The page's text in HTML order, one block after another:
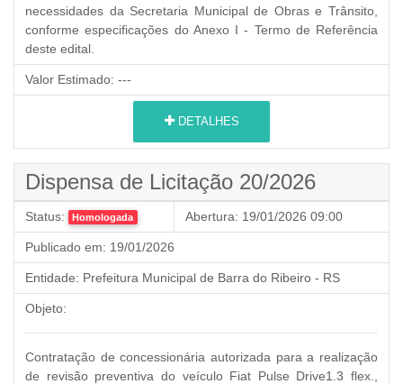
necessidades da Secretaria Municipal de Obras e Trânsito,
conforme especificações do Anexo I - Termo de Referência
deste edital.
Valor Estimado: ---
DETALHES
Dispensa de Licitação 20/2026
Status: Homologada Abertura: 19/01/2026 09:00
Publicado em: 19/01/2026
Entidade: Prefeitura Municipal de Barra do Ribeiro - RS
Objeto:
Contratação de concessionária autorizada para a realização
de revisão preventiva do veículo Fiat Pulse Drive1.3 flex.,